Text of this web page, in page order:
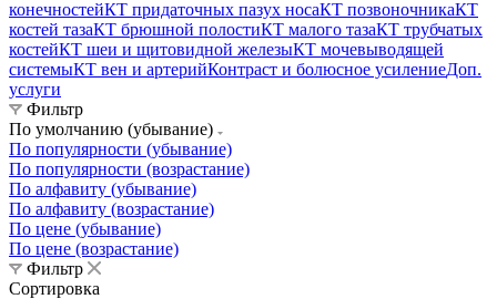
конечностейКТ придаточных пазух носаКТ позвоночникаКТ
костей тазаКТ брюшной полостиКТ малого тазаКТ трубчатых
костейКТ шеи и щитовидной железыКТ мочевыводящей
системыКТ вен и артерийКонтраст и болюсное усилениеДоп.
услуги
Фильтр
По умолчанию (убывание)
По популярности (убывание)
По популярности (возрастание)
По алфавиту (убывание)
По алфавиту (возрастание)
По цене (убывание)
По цене (возрастание)
Фильтр
Сортировка